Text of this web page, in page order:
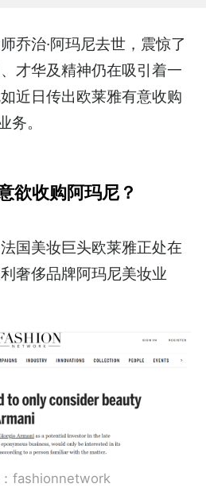
乔治·阿玛尼去世，震惊了
才华及精神仍在吸引着一
近日传出欧莱雅有意收购
。
欲收购阿玛尼？
国美妆巨头欧莱雅正处在
奢侈品牌阿玛尼美妆业
fashionnetwork